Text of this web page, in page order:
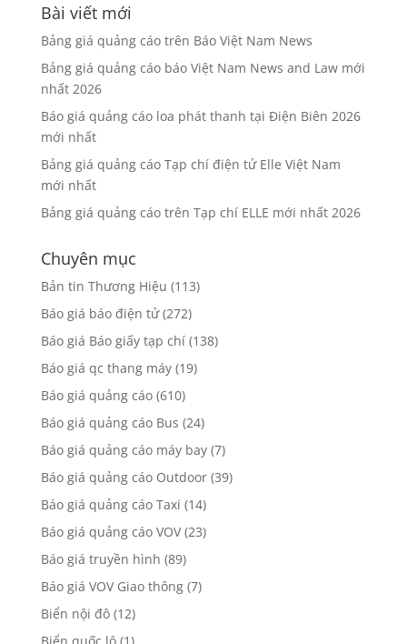
Bài viết mới
Bảng giá quảng cáo trên Báo Việt Nam News
Bảng giá quảng cáo báo Việt Nam News and Law mới
nhất 2026
Báo giá quảng cáo loa phát thanh tại Điện Biên 2026
mới nhất
Bảng giá quảng cáo Tạp chí điện tử Elle Việt Nam
mới nhất
Bảng giá quảng cáo trên Tạp chí ELLE mới nhất 2026
Chuyên mục
Bản tin Thương Hiệu (113)
Báo giá báo điện tử(272)
Báo giá Báo giấy tạp chí(138)
Báo giá qc thang máy(19)
Báo giá quảng cáo(610)
Báo giá quảng cáo Bus (24)
Báo giá quảng cáo máy bay(7)
Báo giá quảng cáo Outdoor(39)
Báo giá quảng cáo Taxi (14)
Báo giá quảng cáo VOV(23)
Báo giá truyền hình (89)
Báo giá VOV Giao thông(7)
Biển nội đô(12)